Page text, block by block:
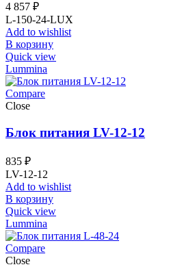
4 857 ₽
L-150-24-LUX
Add to wishlist
В корзину
Quick view
Lummina
Compare
Close
Блок питания LV-12-12
835 ₽
LV-12-12
Add to wishlist
В корзину
Quick view
Lummina
Compare
Close